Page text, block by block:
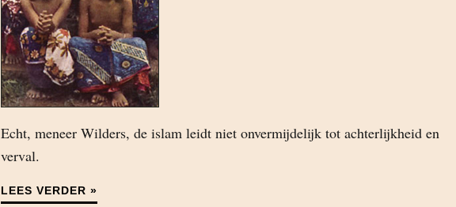
Echt, meneer Wilders, de islam leidt niet onvermijdelijk tot achterlijkheid en
verval.
LEES VERDER »